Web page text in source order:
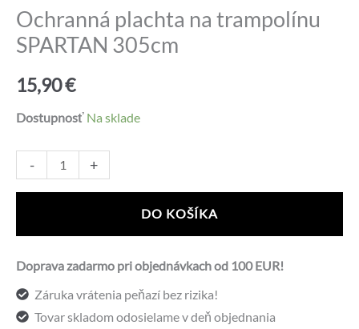
Ochranná plachta na trampolínu
SPARTAN 305cm
15,90€
Dostupnosť Na sklade
-
množstvo
Ochranná
SPARTAN
305cm
+
DO KOŠÍKA
Doprava zadarmo pri objednávkach od 100 EUR!
Záruka vrátenia peňazí bez rizika!
Tovar skladom odosielame v deň objednania